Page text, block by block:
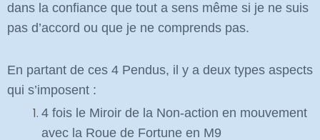
dans la confiance que tout a sens même si je ne suis
pas d’accord ou que je ne comprends pas.
En partant de ces 4 Pendus, il y a deux types aspects
qui s’imposent :
4 fois le Miroir de la Non-action en mouvement
avec la Roue de Fortune en M9